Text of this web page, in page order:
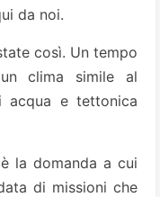
da noi.
così. Un tempo
clima simile al
e tettonica
la domanda a cui
di missioni che